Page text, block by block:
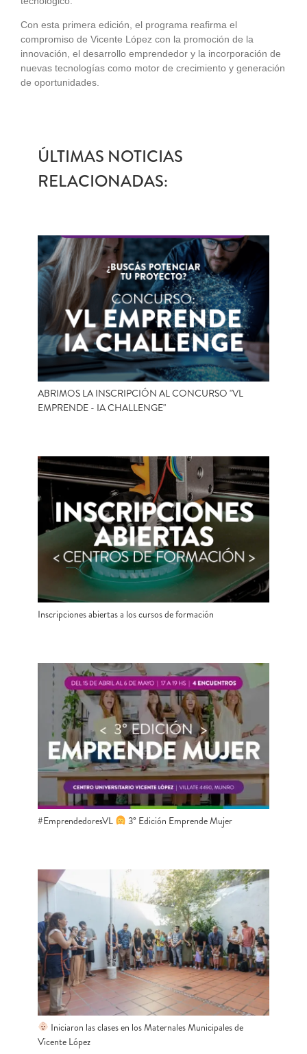
Con esta primera edición, el programa reafirma el
compromiso de Vicente López con la promoción de la
innovación, el desarrollo emprendedor y la incorporación de
nuevas tecnologías como motor de crecimiento y generación
de oportunidades.
ÚLTIMAS NOTICIAS
RELACIONADAS:
ABRIMOS LA INSCRIPCIÓN AL CONCURSO "VL
EMPRENDE - IA CHALLENGE"
Inscripciones abiertas a los cursos de formación
#EmprendedoresVL 3° Edición Emprende Mujer
Iniciaron las clases en los Maternales Municipales de
Vicente López